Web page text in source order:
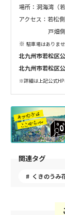
場所：洞海湾（
アクセス：若松
戸畑側：
※駐車場はありま
北九州市若松区
北九州市若松区
※詳細は上記公式HP
関連タグ
くきのうみ